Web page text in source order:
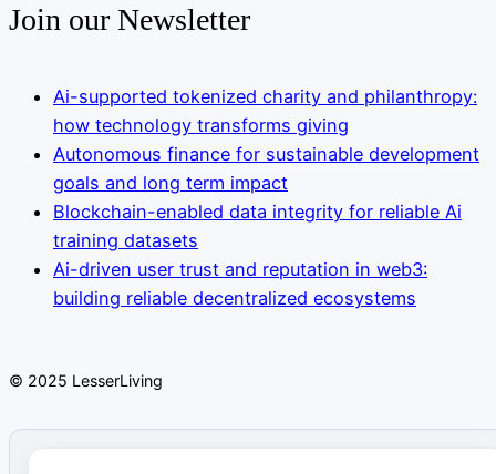
Join our Newsletter
Ai-supported tokenized charity and philanthropy:
how technology transforms giving
Autonomous finance for sustainable development
goals and long term impact
Blockchain-enabled data integrity for reliable Ai
training datasets
Ai-driven user trust and reputation in web3:
building reliable decentralized ecosystems
© 2025 LesserLiving